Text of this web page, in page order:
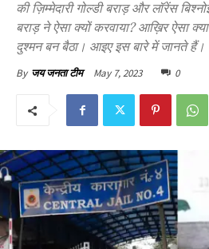
की ज़िम्मेदारी गोल्डी बराड़ और लॉरेंस
बराड़ ने ऐसा क्यों करवाया? आख़िर ऐसा
दुश्मन बन बैठा। आइए इस बारे में जानते हैं।
By जय जनता टीम May 7, 2023 0